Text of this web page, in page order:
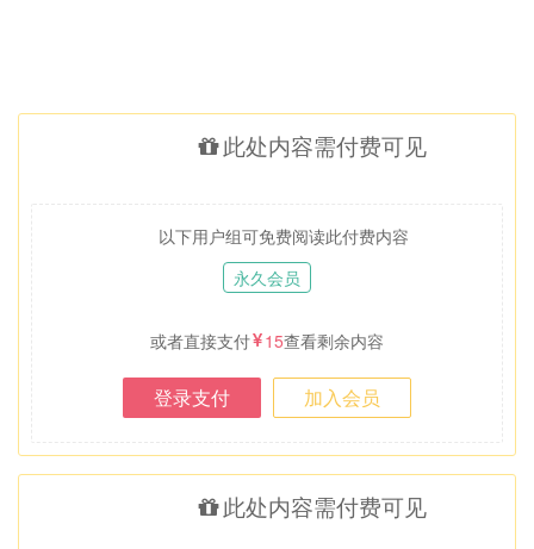
此处内容需付费可见
以下用户组可免费阅读此付费内容
永久会员
或者直接支付 15查看剩余内容
登录支付 加入会员
此处内容需付费可见